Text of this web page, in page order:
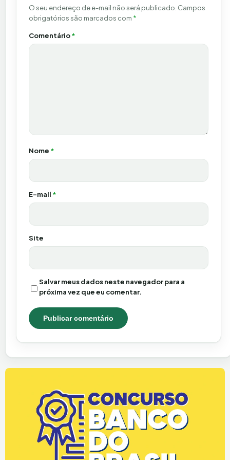
O seu endereço de e-mail não será publicado. Campos
obrigatórios são marcados com *
Comentário*
Nome *
E-mail *
Site
Salvar meus dados neste navegador para a
próxima vez que eu comentar.